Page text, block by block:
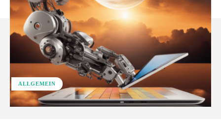
ALLGEMEIN